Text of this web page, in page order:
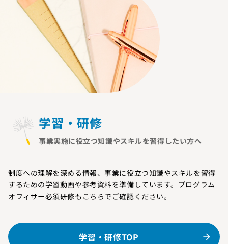
学習・研修
事業実施に役立つ知識やスキルを習得したい方へ
制度への理解を深める情報、事業に役立つ知識やスキルを習得
するための学習動画や参考資料を準備しています。プログラム
オフィサー必須研修もこちらでご確認ください。
学習・研修TOP